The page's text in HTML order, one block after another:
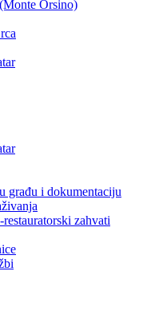
Orsino)
građu i dokumentaciju
zahvati